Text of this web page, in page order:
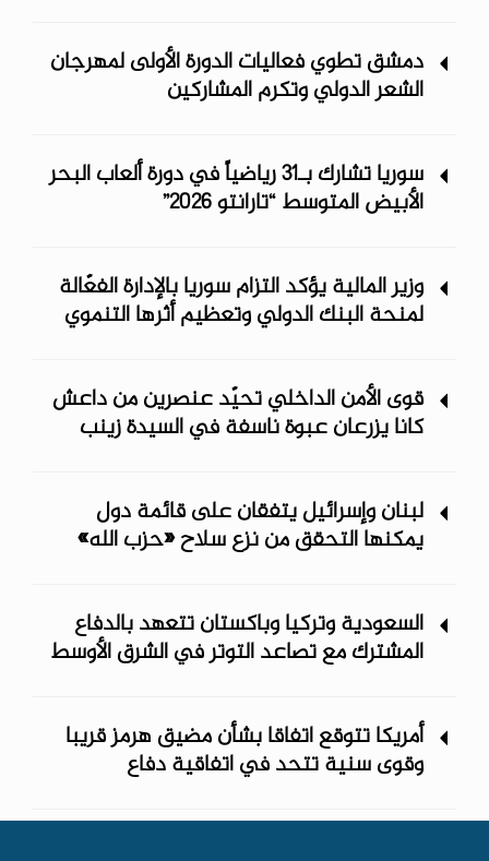
دمشق تطوي فعاليات الدورة الأولى لمهرجان
الشعر الدولي وتكرم المشاركين
سوريا تشارك بـ31 رياضياً في دورة ألعاب البحر
الأبيض المتوسط “تارانتو 2026”
وزير المالية يؤكد التزام سوريا بالإدارة الفعّالة
لمنحة البنك الدولي وتعظيم أثرها التنموي
قوى الأمن الداخلي تحيّد عنصرين من داعش
كانا يزرعان عبوة ناسفة في السيدة زينب
لبنان وإسرائيل يتفقان على قائمة دول
يمكنها التحقق من نزع سلاح «حزب الله»
السعودية وتركيا وباكستان تتعهد بالدفاع
المشترك مع تصاعد التوتر في الشرق الأوسط
أمريكا تتوقع اتفاقا بشأن مضيق هرمز قريبا
وقوى سنية تتحد في اتفاقية دفاع